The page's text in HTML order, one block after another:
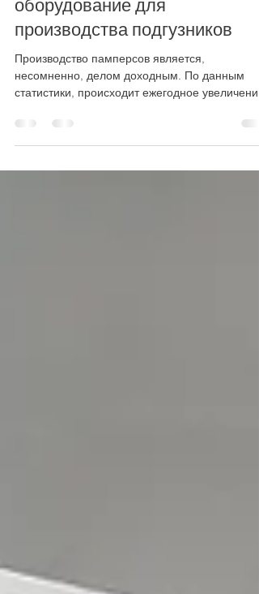
памперсов. Технология и
оборудование для
производства подгузников
Производство памперсов является,
статистики, происходит ежегодное увеличение